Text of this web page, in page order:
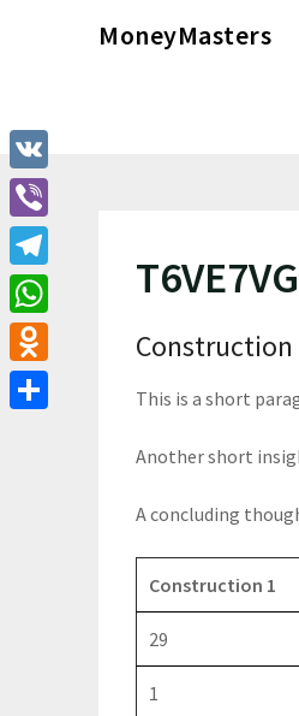
MoneyMasters
This is a short
Another short
A concluding
Construction 1
29
1
VK
Viber
Telegram
WhatsApp
Odnoklassniki